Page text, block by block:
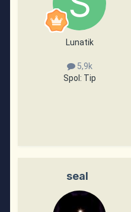
Lunatik
5,9k
Spol: Tip
seal